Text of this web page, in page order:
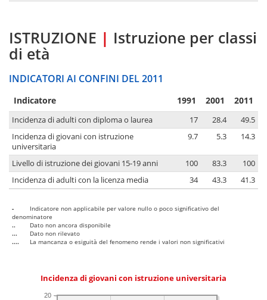
ISTRUZIONE | Istruzione per classi
di età
INDICATORI AI CONFINI DEL 2011
Indicatore 1991 2001 2011
Incidenza di adulti con diploma o laurea 17 28.4
49.5
Incidenza di giovani con istruzione
universitaria
9.7 5.3 14.3
Livello di istruzione dei giovani 15-19 anni 100 83.3
100
Incidenza di adulti con la licenza media
34 43.3 41.3
-
Indicatore non applicabile per valore nullo o poco significativo del
denominatore
..
Dato non ancora disponibile
...
Dato non rilevato
....
La mancanza o esiguità del fenomeno rende i valori non significativi
Incidenza di giovani con istruzione universitaria
20